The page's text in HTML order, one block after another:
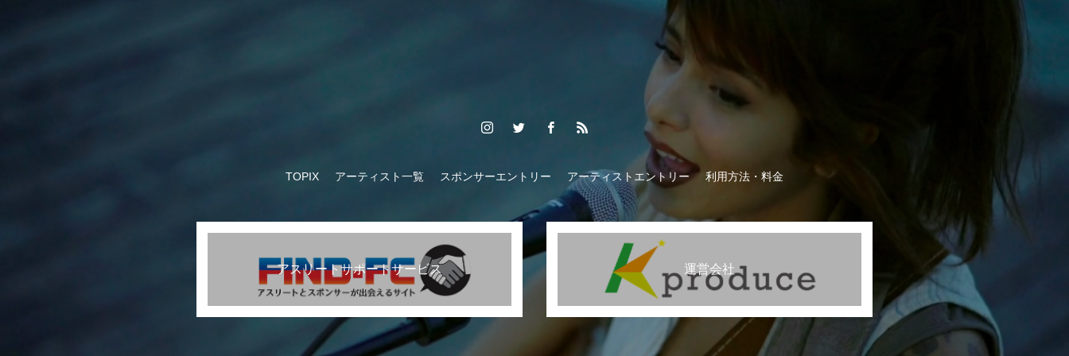
TOPIX アーティスト一覧 スポンサーエントリー アーティストエントリー 利用方法・料金
アスリートサポートサービス 運営会社